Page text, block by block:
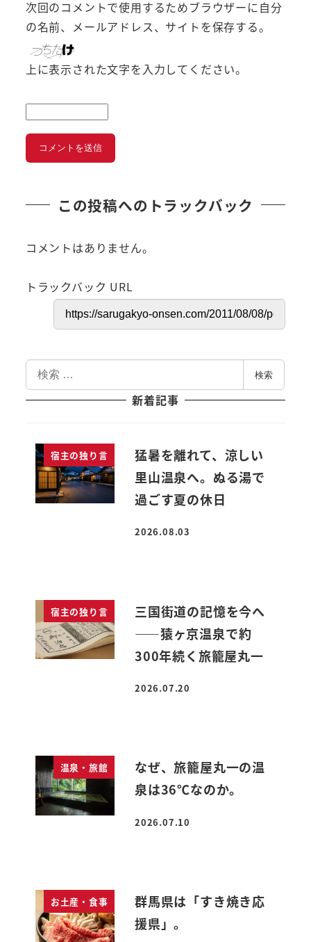
次回のコメントで使用するためブラウザーに自分
の名前、メールアドレス、サイトを保存する。
上に表示された文字を入力してください。
この投稿へのトラックバック
コメントはありません。
トラックバック URL
索
検索
新着記事
宿主の独り言
猛暑を離れて、涼しい
里山温泉へ。ぬる湯で
過ごす夏の休日
投稿日
2026.08.03
宿主の独り言
三国街道の記憶を今へ
――猿ヶ京温泉で約
300年続く旅籠屋丸一
投稿日
2026.07.20
温泉・旅館
なぜ、旅籠屋丸一の温
泉は36℃なのか。
投稿日
2026.07.10
お土産・食事
群馬県は「すき焼き応
援県」。